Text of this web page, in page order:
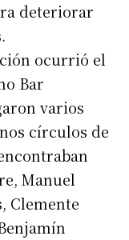
deteriorar
ocurrió el
Bar
varios
círculos de
Manuel
Clemente